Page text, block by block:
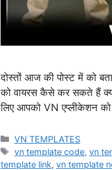
दोस्तों आज की पोस्ट में को
को वायरस कैसे कर सकते हैं
लिए आपको VN एप्लीकेशन
Categories
VN TEMPLATES
Tags
vn template code,vn
template link, vn template